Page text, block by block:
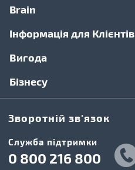
Brain
Інформація для Клієнтів
Вигода
Бізнесу
Зворотній зв'язок
Cлужба підтримки
0 800 216 800